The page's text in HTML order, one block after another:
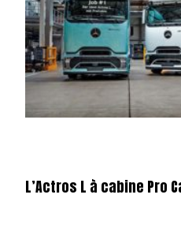
L’Actros L à cabine Pro